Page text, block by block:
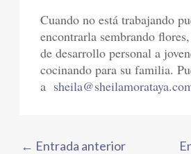
Cuando no está trabajando
encontrarla sembrando
de desarrollo personal a
cocinando para su familia.
a
← Entrada anterior